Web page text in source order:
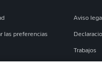
Aviso legal
las preferencias
Trabajos